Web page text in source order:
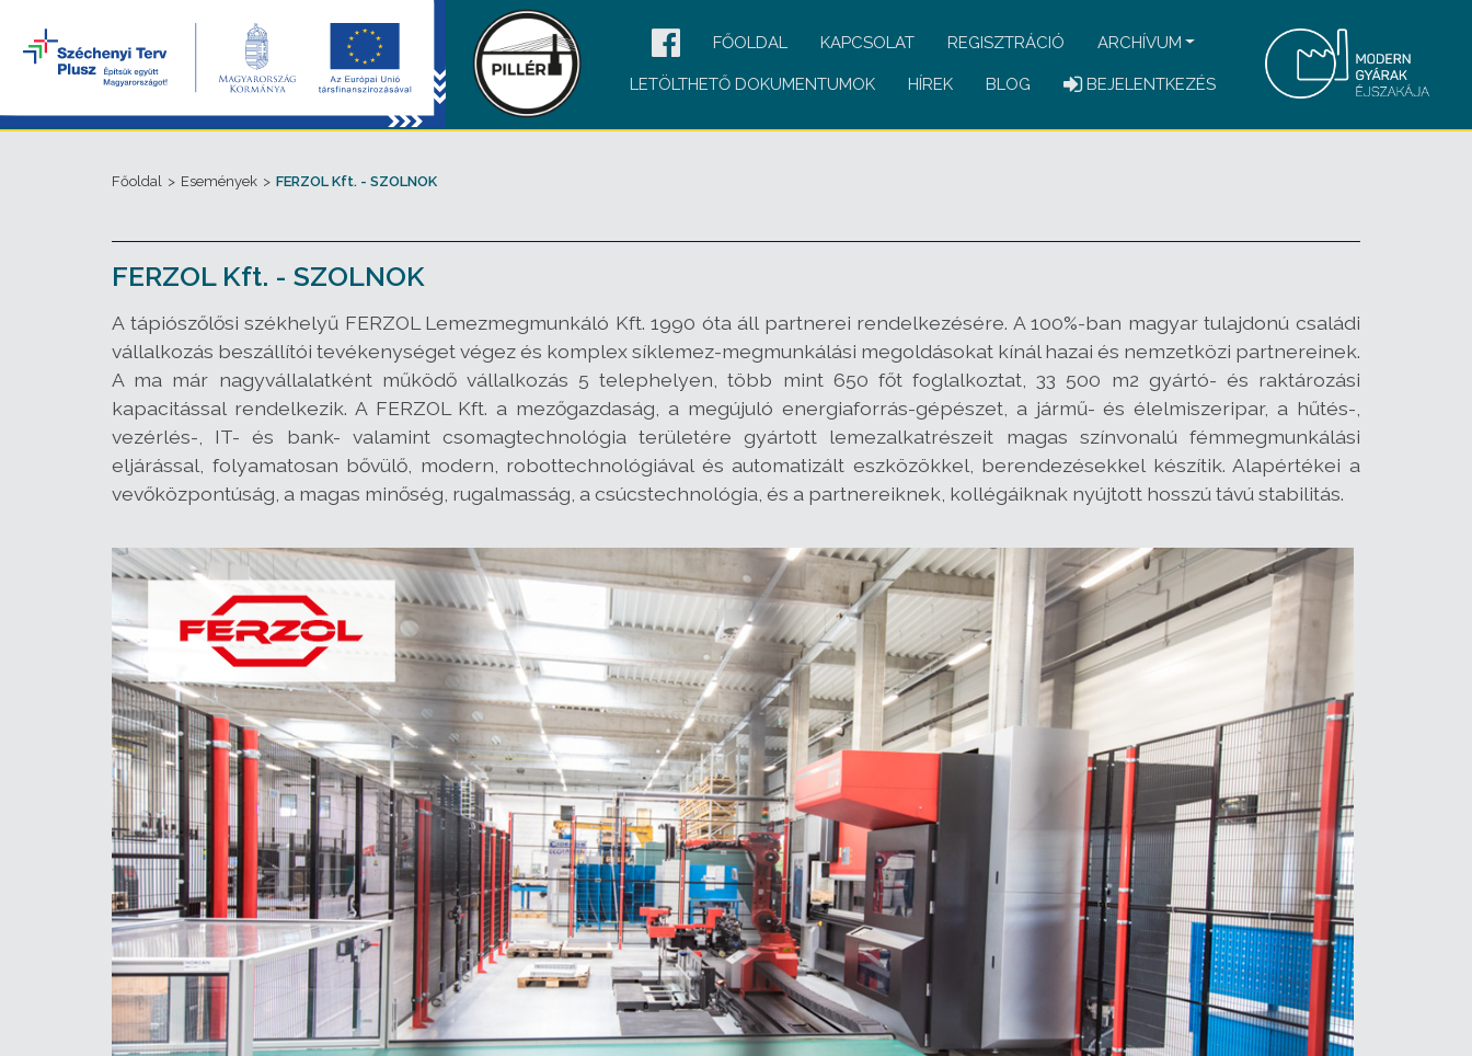
FŐOLDAL KAPCSOLAT REGISZTRÁCIÓ ARCHÍVUM
LETÖLTHETŐ DOKUMENTUMOK HÍREK BLOG BEJELENTKEZÉS
Főoldal > Események > FERZOL Kft. - SZOLNOK
FERZOL Kft. - SZOLNOK
A tápiószőlősi székhelyű FERZOL Lemezmegmunkáló Kft. 1990 óta áll partnerei rendelkezésére. A 100%-ban magyar tulajdonú családi
vállalkozás beszállítói tevékenységet végez és komplex síklemez-megmunkálási megoldásokat kínál hazai és nemzetközi partnereinek.
A ma már nagyvállalatként működő vállalkozás 5 telephelyen, több mint 650 főt foglalkoztat, 33 500 m2 gyártó- és raktározási
kapacitással rendelkezik. A FERZOL Kft. a mezőgazdaság, a megújuló energiaforrás-gépészet, a jármű- és élelmiszeripar, a hűtés-,
vezérlés-, IT- és bank- valamint csomagtechnológia területére gyártott lemezalkatrészeit magas színvonalú fémmegmunkálási
eljárással, folyamatosan bővülő, modern, robottechnológiával és automatizált eszközökkel, berendezésekkel készítik. Alapértékei a
vevőközpontúság, a magas minőség, rugalmasság, a csúcstechnológia, és a partnereiknek, kollégáiknak nyújtott hosszú távú stabilitás.